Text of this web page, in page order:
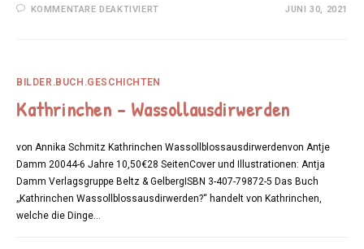
KOMMENTARE DEAKTIVIERTFÜR
JUNI 30, 2021
BILDER.BUCH.GESCHICHTEN
Kathrinchen – Wassollausdirwerden
von Annika Schmitz Kathrinchen Wassollblossausdirwerdenvon Antje
Damm 20044-6 Jahre 10,50€28 SeitenCover und Illustrationen: Antja
Damm Verlagsgruppe Beltz & GelbergISBN 3-407-79872-5 Das Buch
„Kathrinchen Wassollblossausdirwerden?“ handelt von Kathrinchen,
welche die Dinge…